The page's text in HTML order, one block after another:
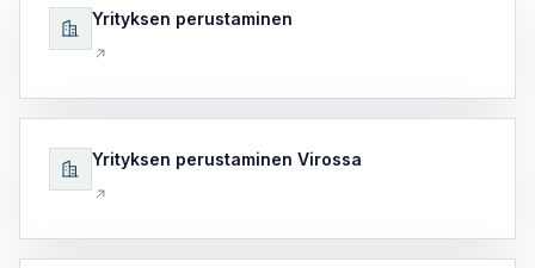
Yrityksen perustaminen
Yrityksen perustaminen Virossa